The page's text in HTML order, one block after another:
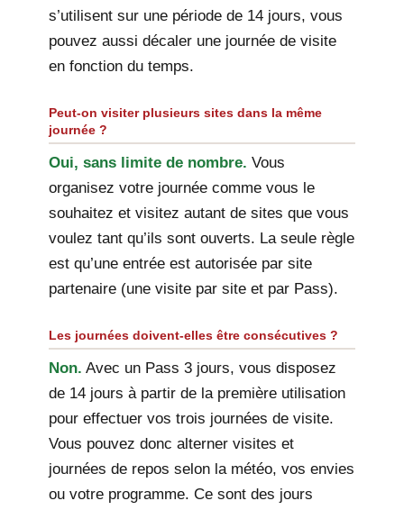
s’utilisent sur une période de 14 jours, vous
pouvez aussi décaler une journée de visite
en fonction du temps.
Peut-on visiter plusieurs sites dans la même
journée ?
Oui, sans limite de nombre. Vous
organisez votre journée comme vous le
souhaitez et visitez autant de sites que vous
voulez tant qu’ils sont ouverts. La seule règle
est qu’une entrée est autorisée par site
partenaire (une visite par site et par Pass).
Les journées doivent-elles être consécutives ?
Non. Avec un Pass 3 jours, vous disposez
de 14 jours à partir de la première utilisation
pour effectuer vos trois journées de visite.
Vous pouvez donc alterner visites et
journées de repos selon la météo, vos envies
ou votre programme. Ce sont des jours